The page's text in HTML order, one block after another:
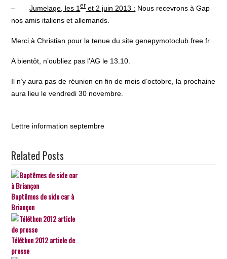
–Jumelage, les 1eret 2 juin 2013 : Nous recevrons à Gap
nos amis italiens et allemands.
Merci à Christian pour la tenue du site genepymotoclub.free.fr
A bientôt, n’oubliez pas l’AG le 13.10.
Il n’y aura pas de réunion en fin de mois d’octobre, la prochaine
aura lieu le vendredi 30 novembre.
Lettre information septembre
Related Posts
Baptêmes de side car à
Briançon
Téléthon 2012 article de
presse